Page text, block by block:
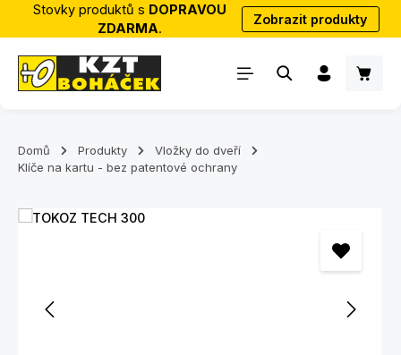
Přejít na hlavní obsah
Stovky produktů s DOPRAVOU
ZDARMA.
Zobrazit produkty
Domů Produkty
Vložky do dveří
Klíče na kartu - bez patentové ochrany
Přeskočit galerii obrázků